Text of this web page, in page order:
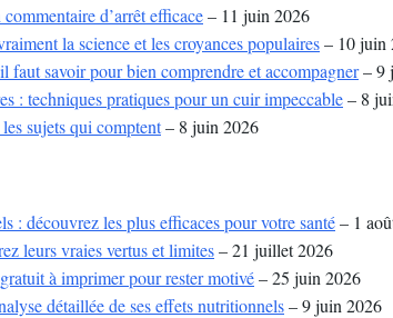
d’arrêt efficace– 11 juin 2026
la science et les croyances populaires– 10 juin
faut savoir pour bien comprendre et accompagner– 9
: techniques pratiques pour un cuir impeccable– 8
sujets qui comptent– 8 juin 2026
: découvrez les plus efficaces pour votre santé– 1
leurs vraies vertus et limites– 21 juillet 2026
à imprimer pour rester motivé– 25 juin 2026
détaillée de ses effets nutritionnels– 9 juin 2026